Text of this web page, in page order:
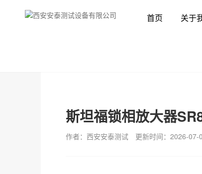
首页 关于
斯坦福锁相放大器
作者：西安安泰测试 更新时间：2026-07-